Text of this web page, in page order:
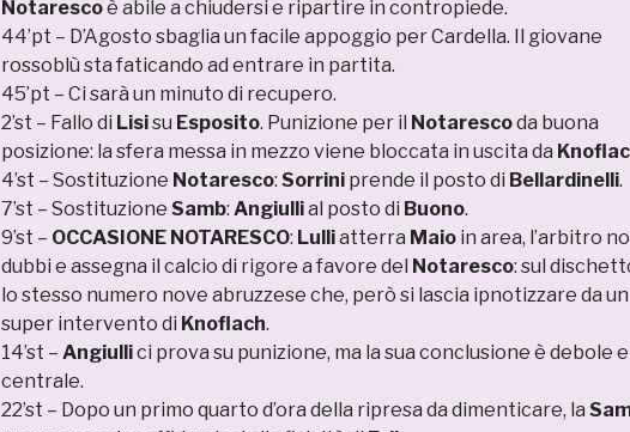
Notarescoè abile a chiudersi e ripartire in contropiede.
44’pt – D’Agosto sbaglia un facile appoggio per Cardella. Il giovane
rossoblù sta faticando ad entrare in partita.
45’pt – Ci sarà un minuto di recupero.
2’st – Fallo di Lisisu Esposito. Punizione per il Notarescoda buona
posizione: la sfera messa in mezzo viene bloccata in uscita da
4’st – Sostituzione Notaresco: Sorrini prende il posto di Bellardinelli.
7’st – Sostituzione Samb: Angiullial posto di Buono.
9’st – OCCASIONE NOTARESCO: Lulliatterra Maio in area, l’arbitro
dubbi e assegna il calcio di rigore a favore del Notaresco: sul
lo stesso numero nove abruzzese che, però si lascia ipnotizzare da un
super intervento di Knoflach.
14’st – Angiullici prova su punizione, ma la sua conclusione è debole e
centrale.
22’st – Dopo un primo quarto d’ora della ripresa da dimenticare, la